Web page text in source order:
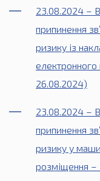
23.08.2024 –
припинення
ризику із
26.08.2024)
23.08.2024 –
припинення
ризику у
розміщення –